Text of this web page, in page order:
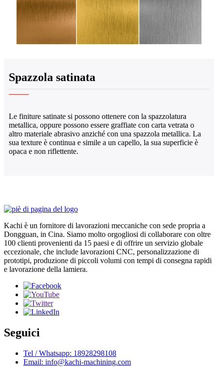
Spazzola satinata
Le finiture satinate si possono ottenere con la spazzolatura
metallica, oppure possono essere graffiate con carta vetrata o
altro materiale abrasivo anziché con una spazzola metallica. La
sua texture è continua e simile a un capello, la sua superficie è
opaca e non riflettente.
Kachi è un fornitore di lavorazioni meccaniche con sede propria a
Dongguan, in Cina. Siamo molto orgogliosi di collaborare con oltre
100 clienti provenienti da 15 paesi e di offrire un servizio globale
eccezionale, che include lavorazioni CNC, personalizzazione di
prototipi, produzione di piccoli volumi con tempi di consegna rapidi
e lavorazione della lamiera.
Seguici
Tel / Whatsapp: 18928298108
Email: info@kachi-machining.com